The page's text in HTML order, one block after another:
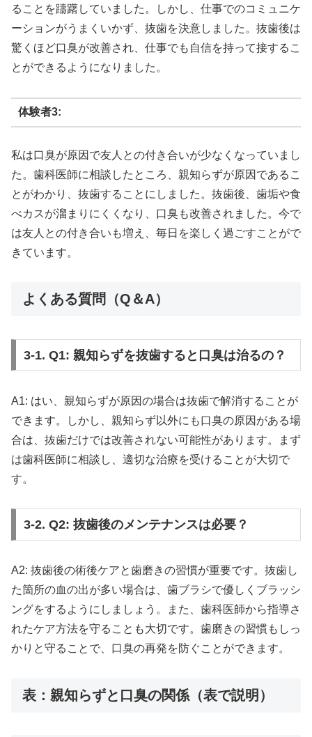
ることを躊躇していました。しかし、仕事でのコミュニケ
ーションがうまくいかず、抜歯を決意しました。抜歯後は
驚くほど口臭が改善され、仕事でも自信を持って接するこ
とができるようになりました。
体験者3:
私は口臭が原因で友人との付き合いが少なくなっていまし
た。歯科医師に相談したところ、親知らずが原因であるこ
とがわかり、抜歯することにしました。抜歯後、歯垢や食
べカスが溜まりにくくなり、口臭も改善されました。今で
は友人との付き合いも増え、毎日を楽しく過ごすことがで
きています。
よくある質問（Q＆A）
3-1. Q1: 親知らずを抜歯すると口臭は治るの？
A1: はい、親知らずが原因の場合は抜歯で解消することが
できます。しかし、親知らず以外にも口臭の原因がある場
合は、抜歯だけでは改善されない可能性があります。まず
は歯科医師に相談し、適切な治療を受けることが大切で
す。
3-2. Q2: 抜歯後のメンテナンスは必要？
A2: 抜歯後の術後ケアと歯磨きの習慣が重要です。抜歯し
た箇所の血の出が多い場合は、歯ブラシで優しくブラッシ
ングをするようにしましょう。また、歯科医師から指導さ
れたケア方法を守ることも大切です。歯磨きの習慣もしっ
かりと守ることで、口臭の再発を防ぐことができます。
表：親知らずと口臭の関係（表で説明）